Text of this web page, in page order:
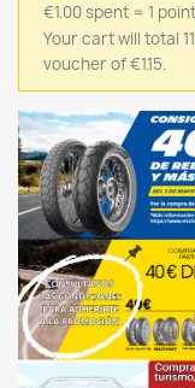
€1.00 spent = 1
Your cart will total
voucher of €1.15.